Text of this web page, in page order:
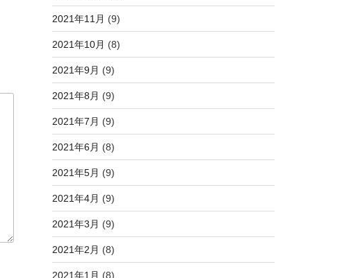
2021年11月 (9)
2021年10月 (8)
2021年9月 (9)
2021年8月 (9)
2021年7月 (9)
2021年6月 (8)
2021年5月 (9)
2021年4月 (9)
2021年3月 (9)
2021年2月 (8)
2021年1月 (8)